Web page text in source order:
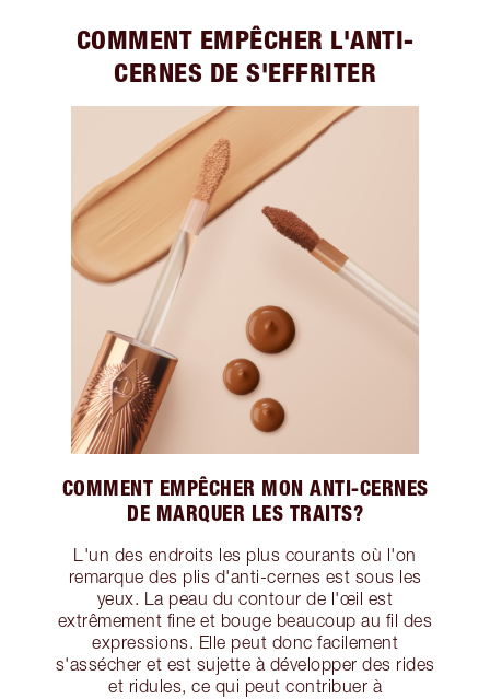
COMMENT EMPÊCHER L'ANTI-
CERNES DE S'EFFRITER
COMMENT EMPÊCHER MON ANTI-CERNES
DE MARQUER LES TRAITS?
L'un des endroits les plus courants où l'on
remarque des plis d'anti-cernes est sous les
yeux. La peau du contour de l'œil est
extrêmement fine et bouge beaucoup au fil des
expressions. Elle peut donc facilement
s'assécher et est sujette à développer des rides
et ridules, ce qui peut contribuer à